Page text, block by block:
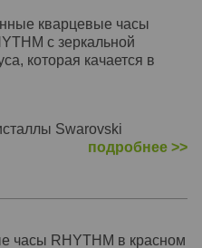
кварцевые часы
с зеркальной
которая качается в
Swarovski
подробнее >>
часы RHYTHM в красном